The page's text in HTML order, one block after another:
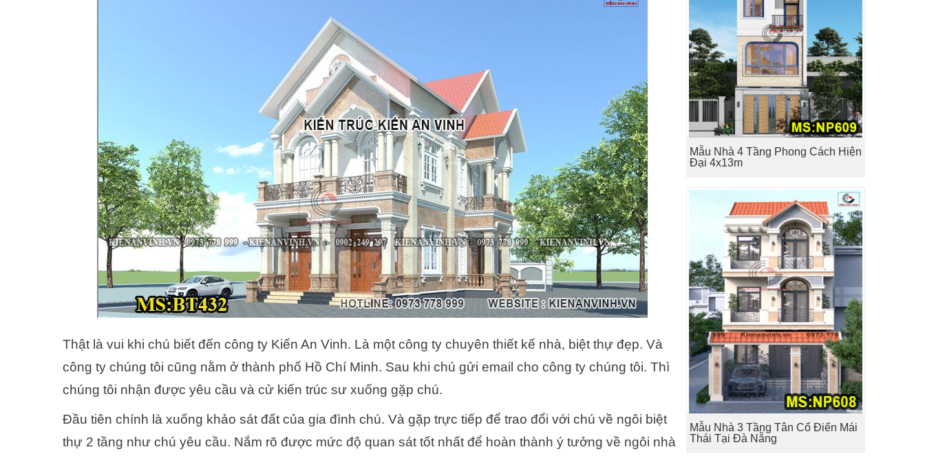
Thật là vui khi chú biết đến công ty Kiến An Vinh. Là một công ty chuyên thiết kế nhà, biệt thự đẹp. Và
công ty chúng tôi cũng nằm ở thành phố Hồ Chí Minh. Sau khi chú gửi email cho công ty chúng tôi. Thì
chúng tôi nhận được yêu cầu và cử kiến trúc sư xuống gặp chú.
Đầu tiên chính là xuống khảo sát đất của gia đình chú. Và gặp trực tiếp để trao đổi với chú về ngôi biệt
thự 2 tầng như chú yêu cầu. Nắm rõ được mức độ quan sát tốt nhất để hoàn thành ý tưởng về ngôi nhà
Mẫu Nhà 4 Tầng Phong Cách Hiện
Đại 4x13m
Mẫu Nhà 3 Tầng Tân Cổ Điển Mái
Thái Tại Đà Nẵng